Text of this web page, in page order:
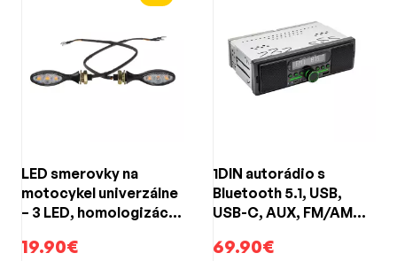
LED smerovky na
motocykel univerzálne
– 3 LED, homologizácia
závit M10, 1 pár
19.90€
1DIN autorádio s
Bluetooth 5.1, USB,
USB-C, AUX, FM/AM
reproduktor 2× 10 W,
69.90€